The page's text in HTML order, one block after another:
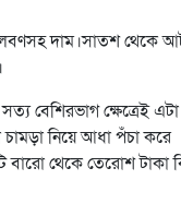
লবণসহ দাম।সাতশ থেকে
বেশিরভাগ ক্ষেত্রেই এটা
নিয়ে আধা পঁচা করে
থেকে তেরোশ টাকা